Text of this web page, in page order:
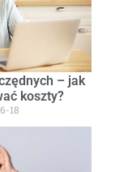
– jak
koszty?
18